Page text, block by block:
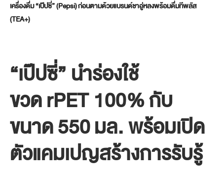
เครื่องดื่ม “เป๊ปซี่” (Pepsi)ก่อนตามด้วยแบรนด์ชาอู่หลงพร้อมดื่มทีพลัส
(TEA+)
“เป๊ปซี่” นำร่องใช้
ขวดrPET 100%กับ
ขนาด550มล. พร้อมเปิด
ตัวแคมเปญสร้างการรับรู้